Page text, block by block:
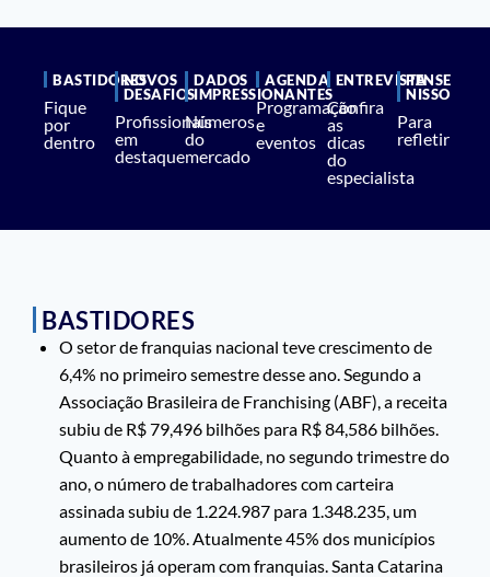
BASTIDORES
Fique
por
dentro
NOVOS
DESAFIOS
Profissionais
em
destaque
DADOS
IMPRESSIONANTES
Números
do
mercado
AGENDA
Programação
e
eventos
ENTREVISTA
Confira
as
dicas
do
especialista
PENSE
NISSO
Para
refletir
BASTIDORES
O setor de franquias nacional teve crescimento de
6,4% no primeiro semestre desse ano. Segundo a
Associação Brasileira de Franchising (ABF), a receita
subiu de R$ 79,496 bilhões para R$ 84,586 bilhões.
Quanto à empregabilidade, no segundo trimestre do
ano, o número de trabalhadores com carteira
assinada subiu de 1.224.987 para 1.348.235, um
aumento de 10%. Atualmente 45% dos municípios
brasileiros já operam com franquias. Santa Catarina